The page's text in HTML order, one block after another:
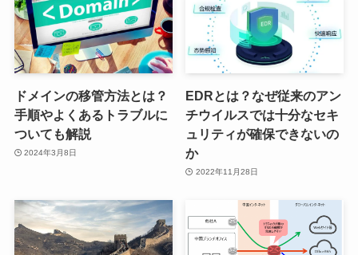
ドメインの移管方法とは？
手順やよくあるトラブルに
ついても解説
2024年3月8日
EDRとは？なぜ従来のアン
チウイルスでは十分なセキ
ュリティが確保できないの
か
2022年11月28日